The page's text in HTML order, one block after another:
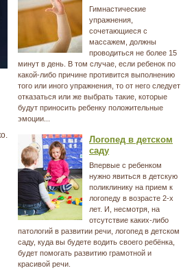
Гимнастические
упражнения,
сочетающиеся с
массажем, должны
проводиться не более 15
минут в день. В том случае, если ребенок по
какой-либо причине противится выполнению
того или иного упражнения, то от него следует
отказаться или же выбрать такие, которые
будут приносить ребенку положительные
эмоции...
Логопед в детском
саду
Впервые с ребенком
нужно явиться в детскую
поликлинику на прием к
логопеду в возрасте 2-х
лет. И, несмотря, на
отсутствие каких-либо
патологий в развитии речи, логопед в детском
саду, куда вы будете водить своего ребёнка,
будет помогать развитию грамотной и
красивой речи.